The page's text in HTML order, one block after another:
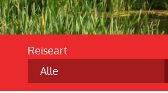
Reiseart